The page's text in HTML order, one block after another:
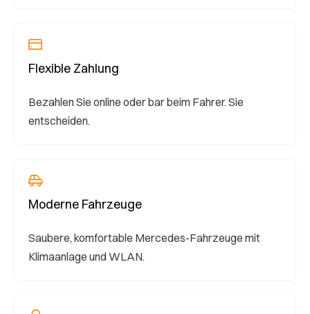
Flexible Zahlung
Bezahlen Sie online oder bar beim Fahrer. Sie
entscheiden.
Moderne Fahrzeuge
Saubere, komfortable Mercedes-Fahrzeuge mit
Klimaanlage und WLAN.